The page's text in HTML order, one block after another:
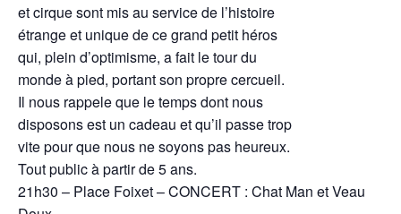
et cirque sont mis au service de l’histoire
étrange et unique de ce grand petit héros
qui, plein d’optimisme, a fait le tour du
monde à pied, portant son propre cercueil.
Il nous rappele que le temps dont nous
disposons est un cadeau et qu’il passe trop
vite pour que nous ne soyons pas heureux.
Tout public à partir de 5 ans.
21h30 – Place Foixet – CONCERT : Chat Man et Veau